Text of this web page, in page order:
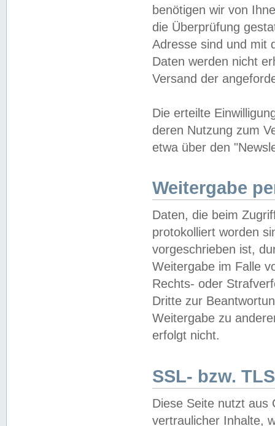
benötigen wir von
die Überprüfung
Adresse sind und mit
Daten werden nicht
Versand der
Die erteilte
deren Nutzung zum
etwa über den
Weitergabe
Daten, die beim
protokolliert worden
vorgeschrieben ist,
Weitergabe im Falle
Rechts- oder
Dritte zur
Weitergabe zu
erfolgt nicht.
SSL- bzw.
Diese Seite nutzt aus
vertraulicher Inhalte,